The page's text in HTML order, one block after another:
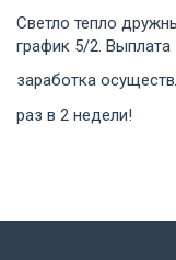
Светло тепло
график 5/2. Выплата
заработка
раз в 2 недели!